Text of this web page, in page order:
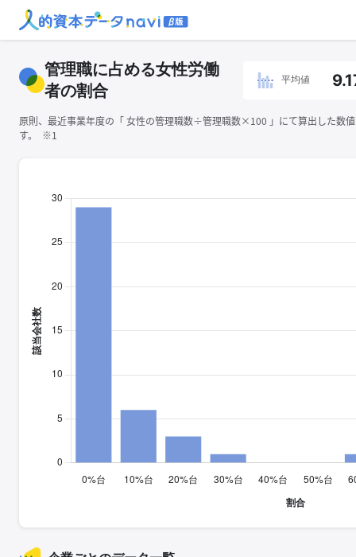
管理職に占める女性労働
者の割合
平均値
原則、最近事業年度の「 ⼥性の管理職数÷管理職数×100 」にて算出した数
す。 ※1